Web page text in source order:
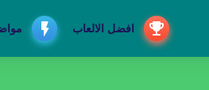
افضل الالعاب